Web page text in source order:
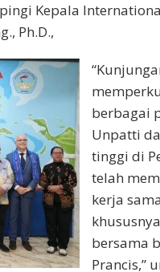
Kepala
Ph.D.,
berbagai
Unpatti
tinggi di
telah
kerja
bersama
Prancis,”